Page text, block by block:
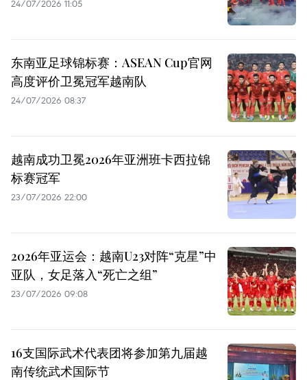
24/07/2026 11:05
东南亚足球锦标赛：ASEAN Cup官网
高度评价卫冕冠军越南队
24/07/2026 08:37
越南成功卫冕2026年亚洲班卡西拉锦
标赛冠军
23/07/2026 22:00
2026年亚运会：越南U23对阵“克星”中
亚队，女足落入“死亡之组”
23/07/2026 09:08
16支国际武术代表团将参加第九届越
南传统武术国际节